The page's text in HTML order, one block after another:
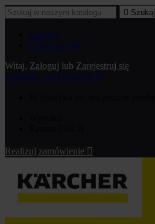
 Szukaj
Zaloguj
Zarejestruj się
Witaj, Zaloguj lub Zarejestruj się
shopping_cart Koszyk: 0
Realizuj zamówienie 